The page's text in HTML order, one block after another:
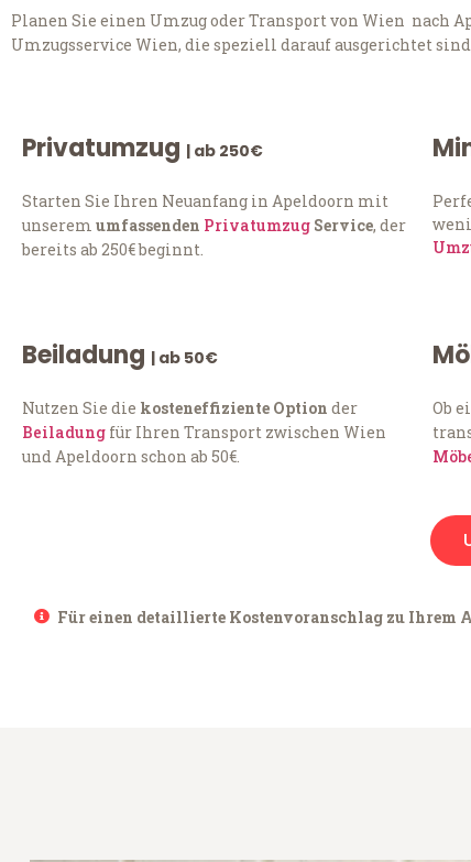
Planen Sie einen Umzug oder Transport von Wien nach
Umzugsservice Wien, die speziell darauf ausgerichtet
Privatumzug | ab 250€
Starten Sie Ihren Neuanfang in Apeldoorn mit
unserem umfassenden Privatumzug Service, der
bereits ab 250€ beginnt.
Beiladung | ab 50€
Nutzen Sie die kosteneffiziente Option der
Beiladung für Ihren Transport zwischen Wien
und Apeldoorn schon ab 50€.
Ob
Für einen detaillierte Kostenvoranschlag zu Ihrem